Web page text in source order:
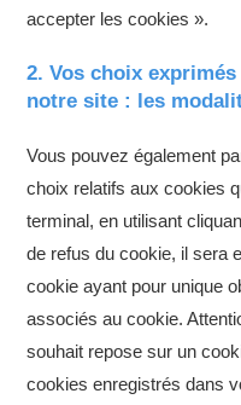
accepter les cookies ».
2. Vos choix
notre site : les
Vous pouvez également
choix relatifs aux cookies
terminal, en utilisant
de refus du cookie, il sera
cookie ayant pour unique
associés au cookie.
souhait repose sur un
cookies enregistrés dans